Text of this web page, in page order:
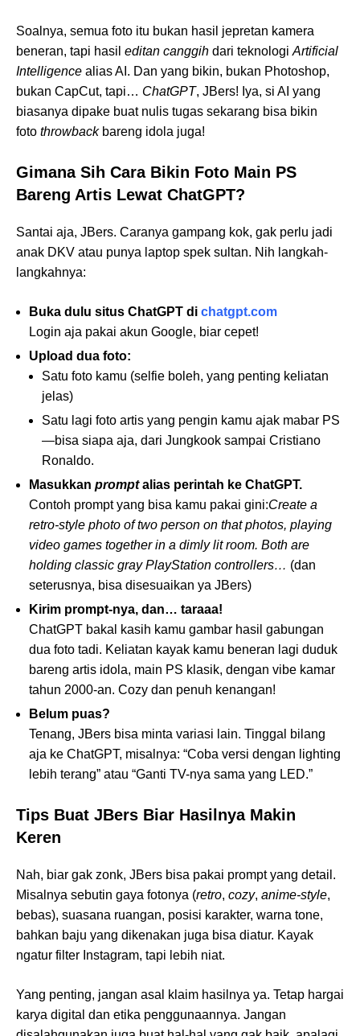
Soalnya, semua foto itu bukan hasil jepretan kamera
beneran, tapi hasil editan canggih dari teknologiArtificial
Intelligence alias AI. Dan yang bikin, bukan Photoshop,
bukan CapCut, tapi… ChatGPT, JBers! Iya, si AI yang
biasanya dipake buat nulis tugas sekarang bisa bikin
foto throwbackbareng idola juga!
Gimana Sih Cara Bikin Foto Main PS
Bareng Artis Lewat ChatGPT?
Santai aja, JBers. Caranya gampang kok, gak perlu jadi
anak DKV atau punya laptop spek sultan. Nih langkah-
langkahnya:
Buka dulu situs ChatGPT di chatgpt.com
Login aja pakai akun Google, biar cepet!
Upload dua foto:
Satu foto kamu (selfie boleh, yang penting keliatan
jelas)
Satu lagi foto artis yang pengin kamu ajak mabar PS
—bisa siapa aja, dari Jungkook sampai Cristiano
Ronaldo.
Masukkan promptalias perintah ke ChatGPT.
Contoh prompt yang bisa kamu pakai gini:Create a
retro-style photo of two person on that photos, playing
video games together in a dimly lit room. Both are
holding classic gray PlayStation controllers… (dan
seterusnya, bisa disesuaikan ya JBers)
Kirim prompt-nya, dan… taraaa!
ChatGPT bakal kasih kamu gambar hasil gabungan
dua foto tadi. Keliatan kayak kamu beneran lagi duduk
bareng artis idola, main PS klasik, dengan vibe kamar
tahun 2000-an. Cozy dan penuh kenangan!
Belum puas?
Tenang, JBers bisa minta variasi lain. Tinggal bilang
aja ke ChatGPT, misalnya: “Coba versi dengan lighting
lebih terang” atau “Ganti TV-nya sama yang LED.”
Tips Buat JBers Biar Hasilnya Makin
Keren
Nah, biar gak zonk, JBers bisa pakai prompt yang detail.
Misalnya sebutin gaya fotonya (retro, cozy, anime-style,
bebas), suasana ruangan, posisi karakter, warna tone,
bahkan baju yang dikenakan juga bisa diatur. Kayak
ngatur filter Instagram, tapi lebih niat.
Yang penting, jangan asal klaim hasilnya ya. Tetap hargai
karya digital dan etika penggunaannya. Jangan